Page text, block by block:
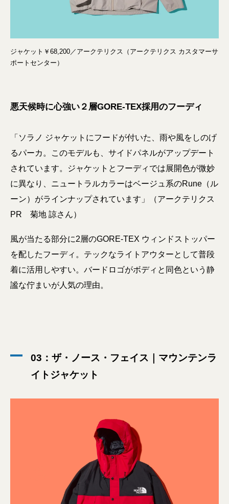
ジャケット￥68,200／アークテリクス（アークテリクス カスタマーサ
ポートセンター）
悪天候時に心強い２層GORE-TEX採用のフーディ
「ソラノ ジャケットにフードが付いた、雨や風をしのげ
るパーカ。このモデルも、サイドパネルがアップデート
されています。ジャケットとフーディでは展開色が微妙
に異なり、ニュートラルカラーはベージュ系のRune（ル
ーン）がラインナップされています」（アークテリクス
PR 菊地 諒さん）
風が当たる部分に2層のGORE-TEX ウィンドストッパー
を配したフーディ。テックなライトアウターとして普段
着に活用しやすい。バードロゴがボディと同色という静
謐な佇まいが人気の理由。
03：ザ・ノース・フェイス｜マウンテンラ
イトジャケット